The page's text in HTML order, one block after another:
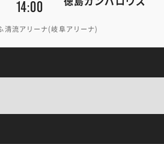
14:00
清流アリーナ(岐阜アリーナ)